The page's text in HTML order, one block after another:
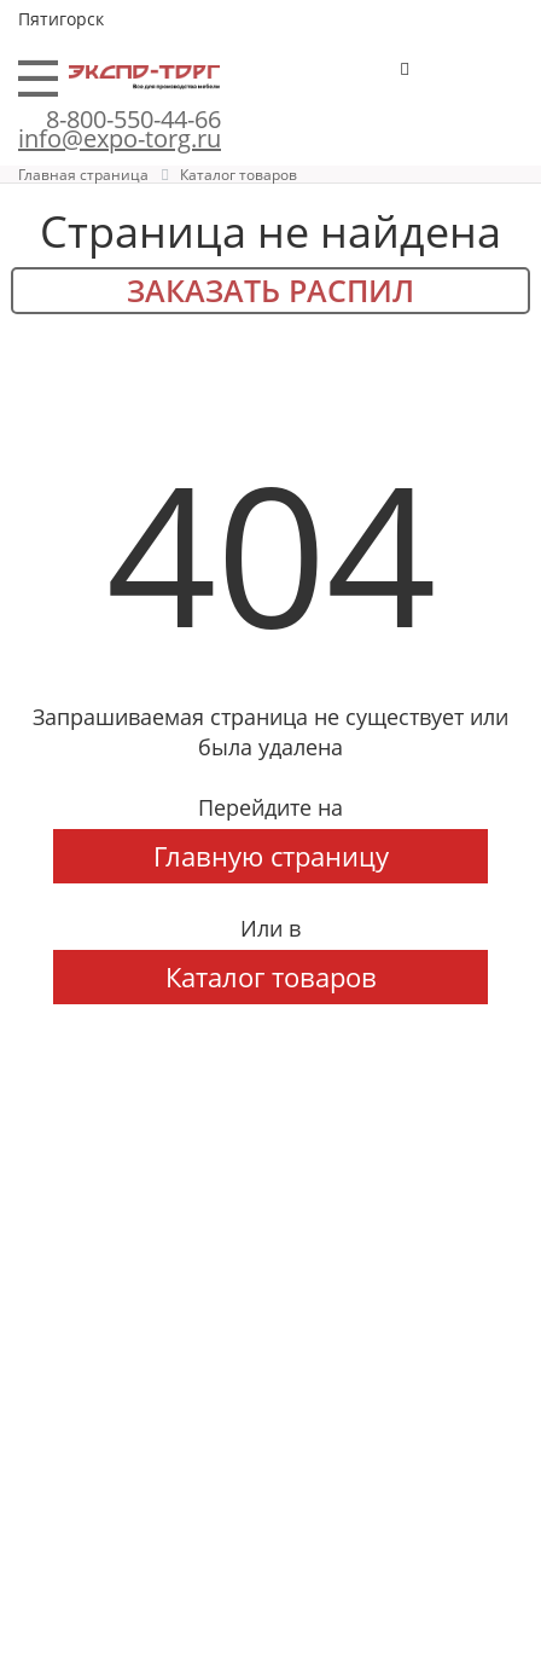
Пятигорск
8-800-550-44-66
info@expo-torg.ru
Главная страница Каталог товаров
Страница не найдена
ЗАКАЗАТЬ РАСПИЛ
404
Запрашиваемая страница не существует или
была удалена
Перейдите на
Главную страницу
Или в
Каталог товаров